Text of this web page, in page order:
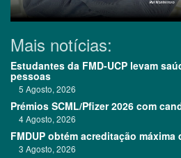
Mais notícias:
Estudantes da FMD-UCP levam
pessoas
5 Agosto, 2026
Prémios SCML/Pfizer 2026 com
4 Agosto, 2026
FMDUP obtém acreditação máxima
3 Agosto, 2026